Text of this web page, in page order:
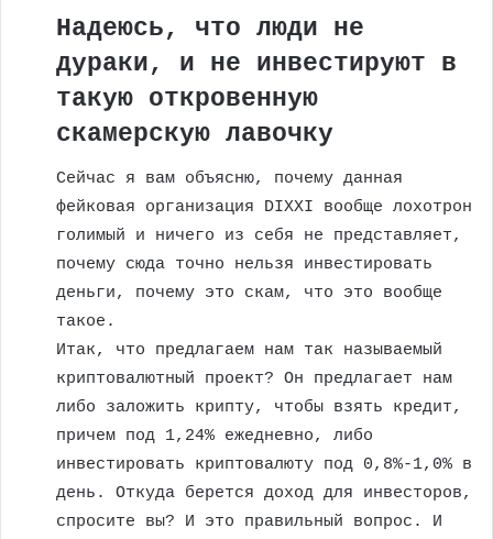
Надеюсь, что люди не
дураки, и не инвестируют в
такую откровенную
скамерскую лавочку
Сейчас я вам объясню, почему данная
фейковая организация DIXXI вообще лохотрон
голимый и ничего из себя не представляет,
почему сюда точно нельзя инвестировать
деньги, почему это скам, что это вообще
такое.
Итак, что предлагаем нам так называемый
криптовалютный проект? Он предлагает нам
либо заложить крипту, чтобы взять кредит,
причем под 1,24% ежедневно, либо
инвестировать криптовалюту под 0,8%-1,0% в
день. Откуда берется доход для инвесторов,
спросите вы? И это правильный вопрос. И